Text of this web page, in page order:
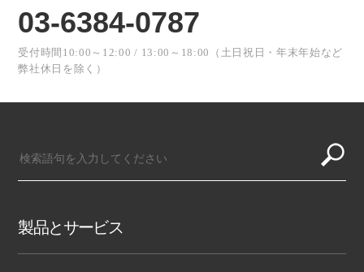
03-6384-0787
受付時間10:00～12:00 / 13:00～18:00（土日祝日・年末年始など
弊社休日を除く）
製品とサービス